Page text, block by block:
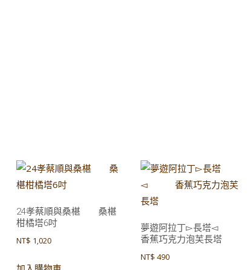
24孝蔡順與桑椹 桑椹
柑橘塔6吋
NT$ 1,020
夢遊阿拉丁▻長塔◅
香蕉巧克力泡芙長塔
NT$ 490